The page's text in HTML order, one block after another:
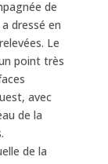
de
dressé en
Le
point très
avec
de la
de la